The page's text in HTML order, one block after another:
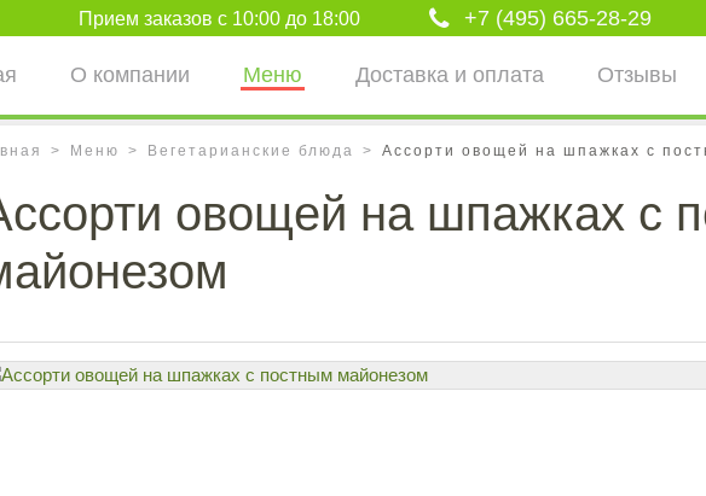
Прием заказов с 10:00 до 18:00 +7 (495) 665-28-29
О компании Меню Доставка и оплата Отзывы
Меню Вегетарианские блюда Ассорти овощей на шпажках с
овощей на шпажках с